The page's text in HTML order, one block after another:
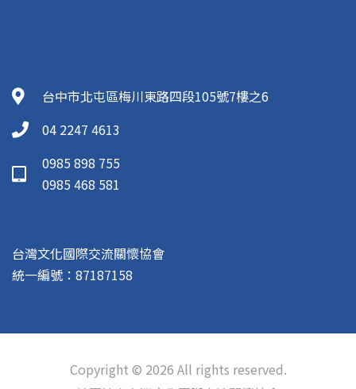
台中市北屯區梅川東路四段105號7樓之6
04 2247 4613
0985 898 755
0985 468 581
台灣文化國際交流關懷協會
統一編號：87187158
Copyright © 2026 All rights reserved.